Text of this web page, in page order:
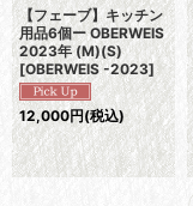
【フェーブ】キッチン
用品6個ー OBERWEIS
2023年 (M)(S)
[OBERWEIS -2023]
12,000円(税込)